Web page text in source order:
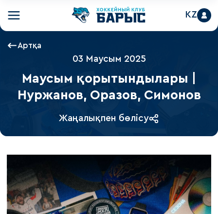
KZ
Артқа
03 Маусым 2025
Маусым қорытындылары |
Нуржанов, Оразов, Симонов
Жаңалықпен бөлісу